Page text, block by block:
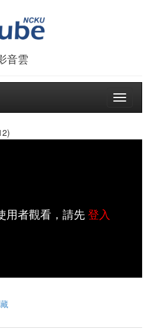
音雲
Toggle
用者觀看，請先登入